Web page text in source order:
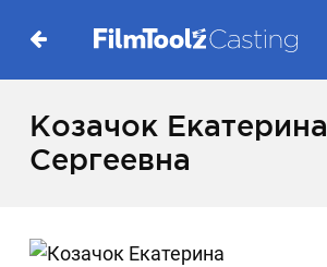
Козачок Екатерина
Сергеевна